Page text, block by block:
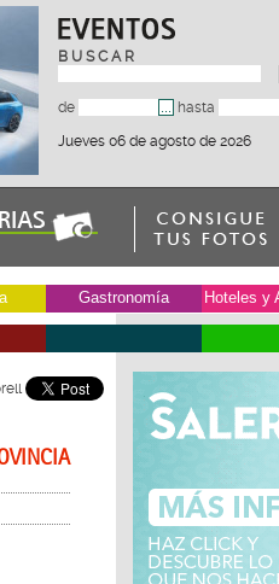
B U S C A R
de
hasta
Jueves 06 de agosto de 2026
Gastronomía Hoteles y